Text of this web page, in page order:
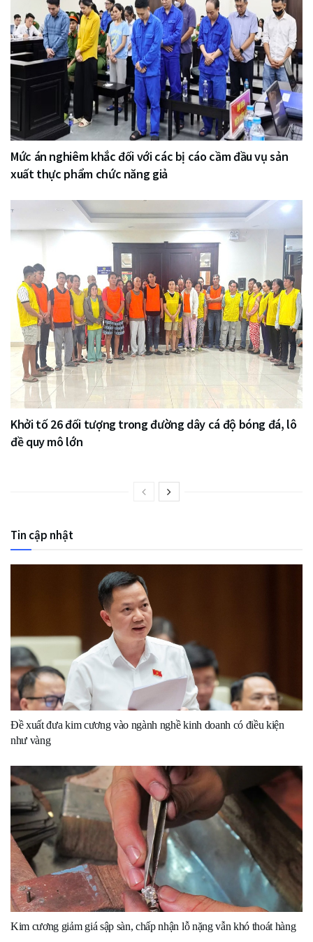
Mức án nghiêm khắc đối với các bị cáo cầm đầu vụ sản
xuất thực phẩm chức năng giả
Khởi tố 26 đối tượng trong đường dây cá độ bóng đá, lô
đề quy mô lớn
Tin cập nhật
Đề xuất đưa kim cương vào ngành nghề kinh doanh có điều kiện
như vàng
Kim cương giảm giá sập sàn, chấp nhận lỗ nặng vẫn khó thoát hàng